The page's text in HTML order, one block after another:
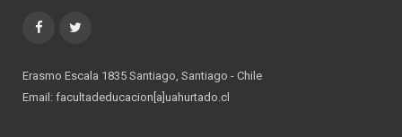
Facebook
Erasmo Escala 1835 Santiago, Santiago - Chile
Email: facultadeducacion[a]uahurtado.cl